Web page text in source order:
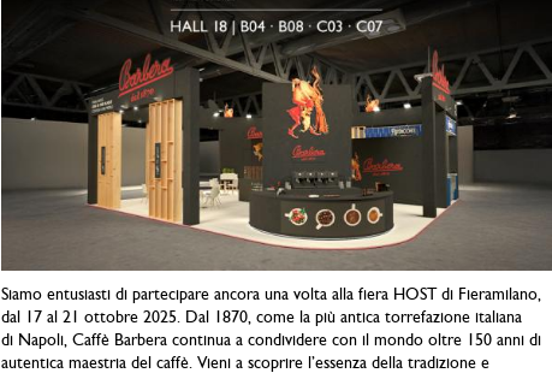
Siamo entusiasti di partecipare ancora una volta alla fiera HOST di Fieramilano,
dal 17 al 21 ottobre 2025. Dal 1870, come la più antica torrefazione italiana
di Napoli, Caffè Barbera continua a condividere con il mondo oltre 150 anni di
autentica maestria del caffè. Vieni a scoprire l’essenza della tradizione e